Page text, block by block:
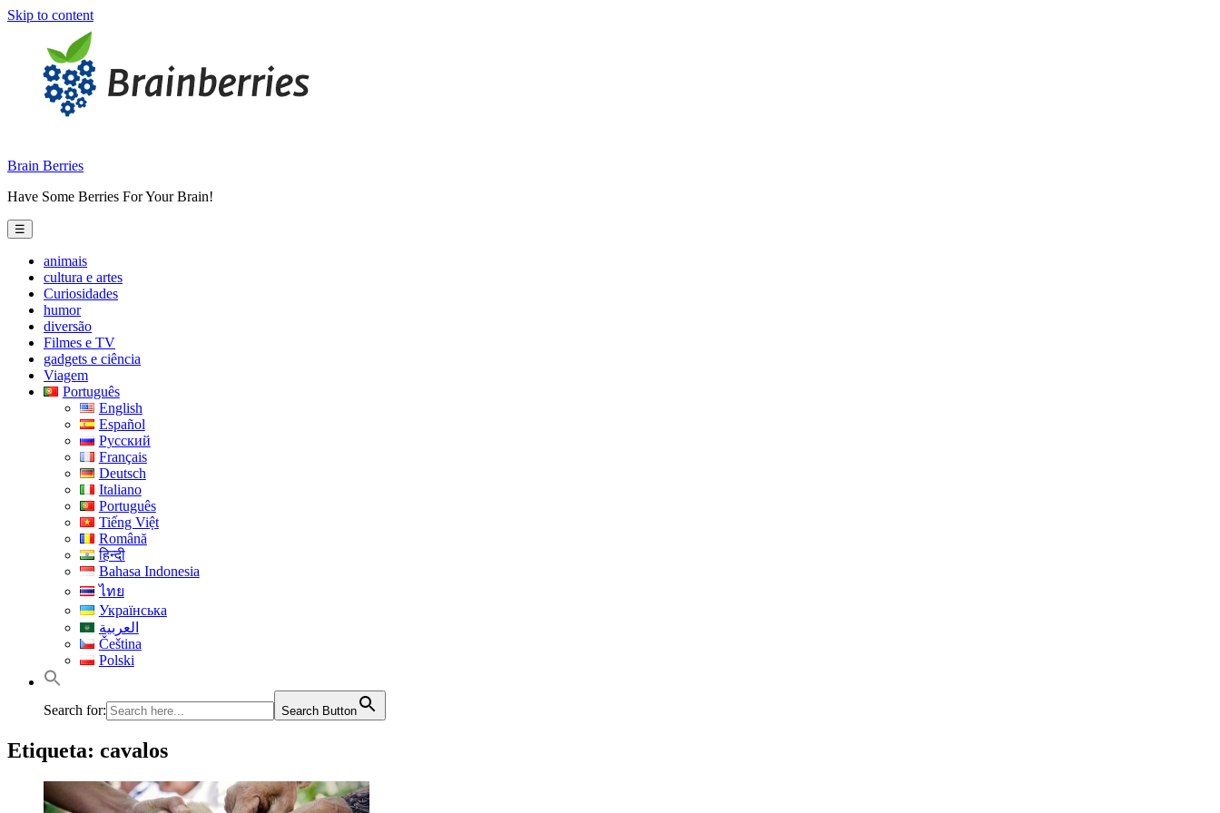
Skip to content
Brain Berries
Have Some Berries For Your Brain!
☰
animais
cultura e artes
Curiosidades
humor
diversão
Filmes e TV
gadgets e ciência
Viagem
Português
English
Español
Русский
Français
Deutsch
Italiano
Português
Tiếng Việt
Română
हिन्दी
Bahasa Indonesia
ไทย
Українська
العربية
Čeština
Polski
Search for: Search Button
Etiqueta: cavalos